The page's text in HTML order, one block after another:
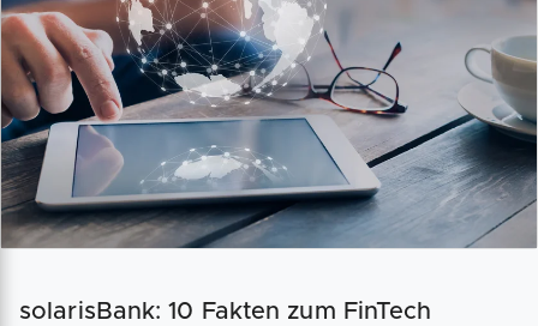
solarisBank: 10 Fakten zum FinTech